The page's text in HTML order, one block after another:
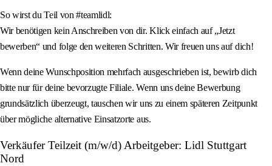
So wirst du Teil von #teamlidl:
Wir benötigen kein Anschreiben von dir. Klick einfach auf „Jetzt
bewerben“ und folge den weiteren Schritten. Wir freuen uns auf dich!
Wenn deine Wunschposition mehrfach ausgeschrieben ist, bewirb dich
bitte nur für deine bevorzugte Filiale. Wenn uns deine Bewerbung
grundsätzlich überzeugt, tauschen wir uns zu einem späteren Zeitpunkt
über mögliche alternative Einsatzorte aus.
Verkäufer Teilzeit (m/w/d) Arbeitgeber: Lidl Stuttgart
Nord